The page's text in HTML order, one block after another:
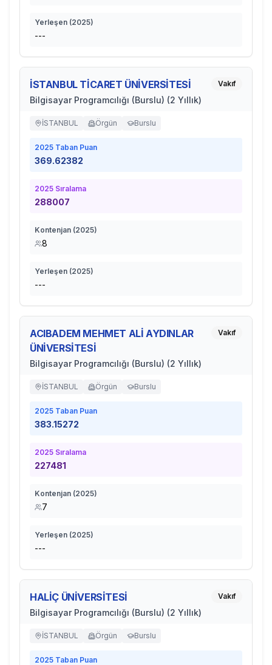
Yerleşen (2025)
---
İSTANBUL TİCARET ÜNİVERSİTESİ
Bilgisayar Programcılığı (Burslu) (2 Yıllık)
Vakıf
İSTANBUL Örgün Burslu
2025 Taban Puan
369.62382
2025 Sıralama
288007
Kontenjan (2025)
8
Yerleşen (2025)
---
ACIBADEM MEHMET ALİ AYDINLAR
ÜNİVERSİTESİ
Bilgisayar Programcılığı (Burslu) (2 Yıllık)
Vakıf
İSTANBUL Örgün Burslu
2025 Taban Puan
383.15272
2025 Sıralama
227481
Kontenjan (2025)
7
Yerleşen (2025)
---
HALİÇ ÜNİVERSİTESİ
Bilgisayar Programcılığı (Burslu) (2 Yıllık)
Vakıf
İSTANBUL Örgün Burslu
2025 Taban Puan